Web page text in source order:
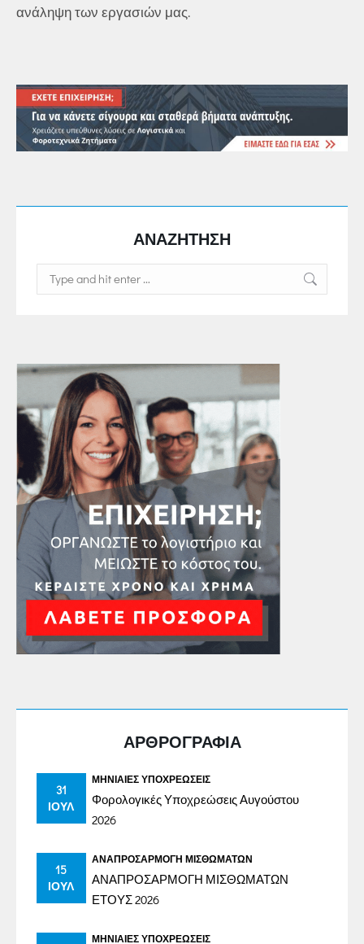
ανάληψη των εργασιών μας.
ΑΝΑΖΗΤΗΣΗ
Search:
ΑΡΘΡΟΓΡΑΦΙΑ
31
ΙΟΎΛ
ΜΗΝΙΑΊΕΣ ΥΠΟΧΡΕΏΣΕΙΣ
Φορολογικές Υποχρεώσεις Αυγούστου
2026
15
ΙΟΎΛ
ΑΝΑΠΡΟΣΑΡΜΟΓΉ ΜΙΣΘΩΜΆΤΩΝ
ΑΝΑΠΡΟΣΑΡΜΟΓΗ ΜΙΣΘΩΜΑΤΩΝ
ΕΤΟΥΣ 2026
ΜΗΝΙΑΊΕΣ ΥΠΟΧΡΕΏΣΕΙΣ